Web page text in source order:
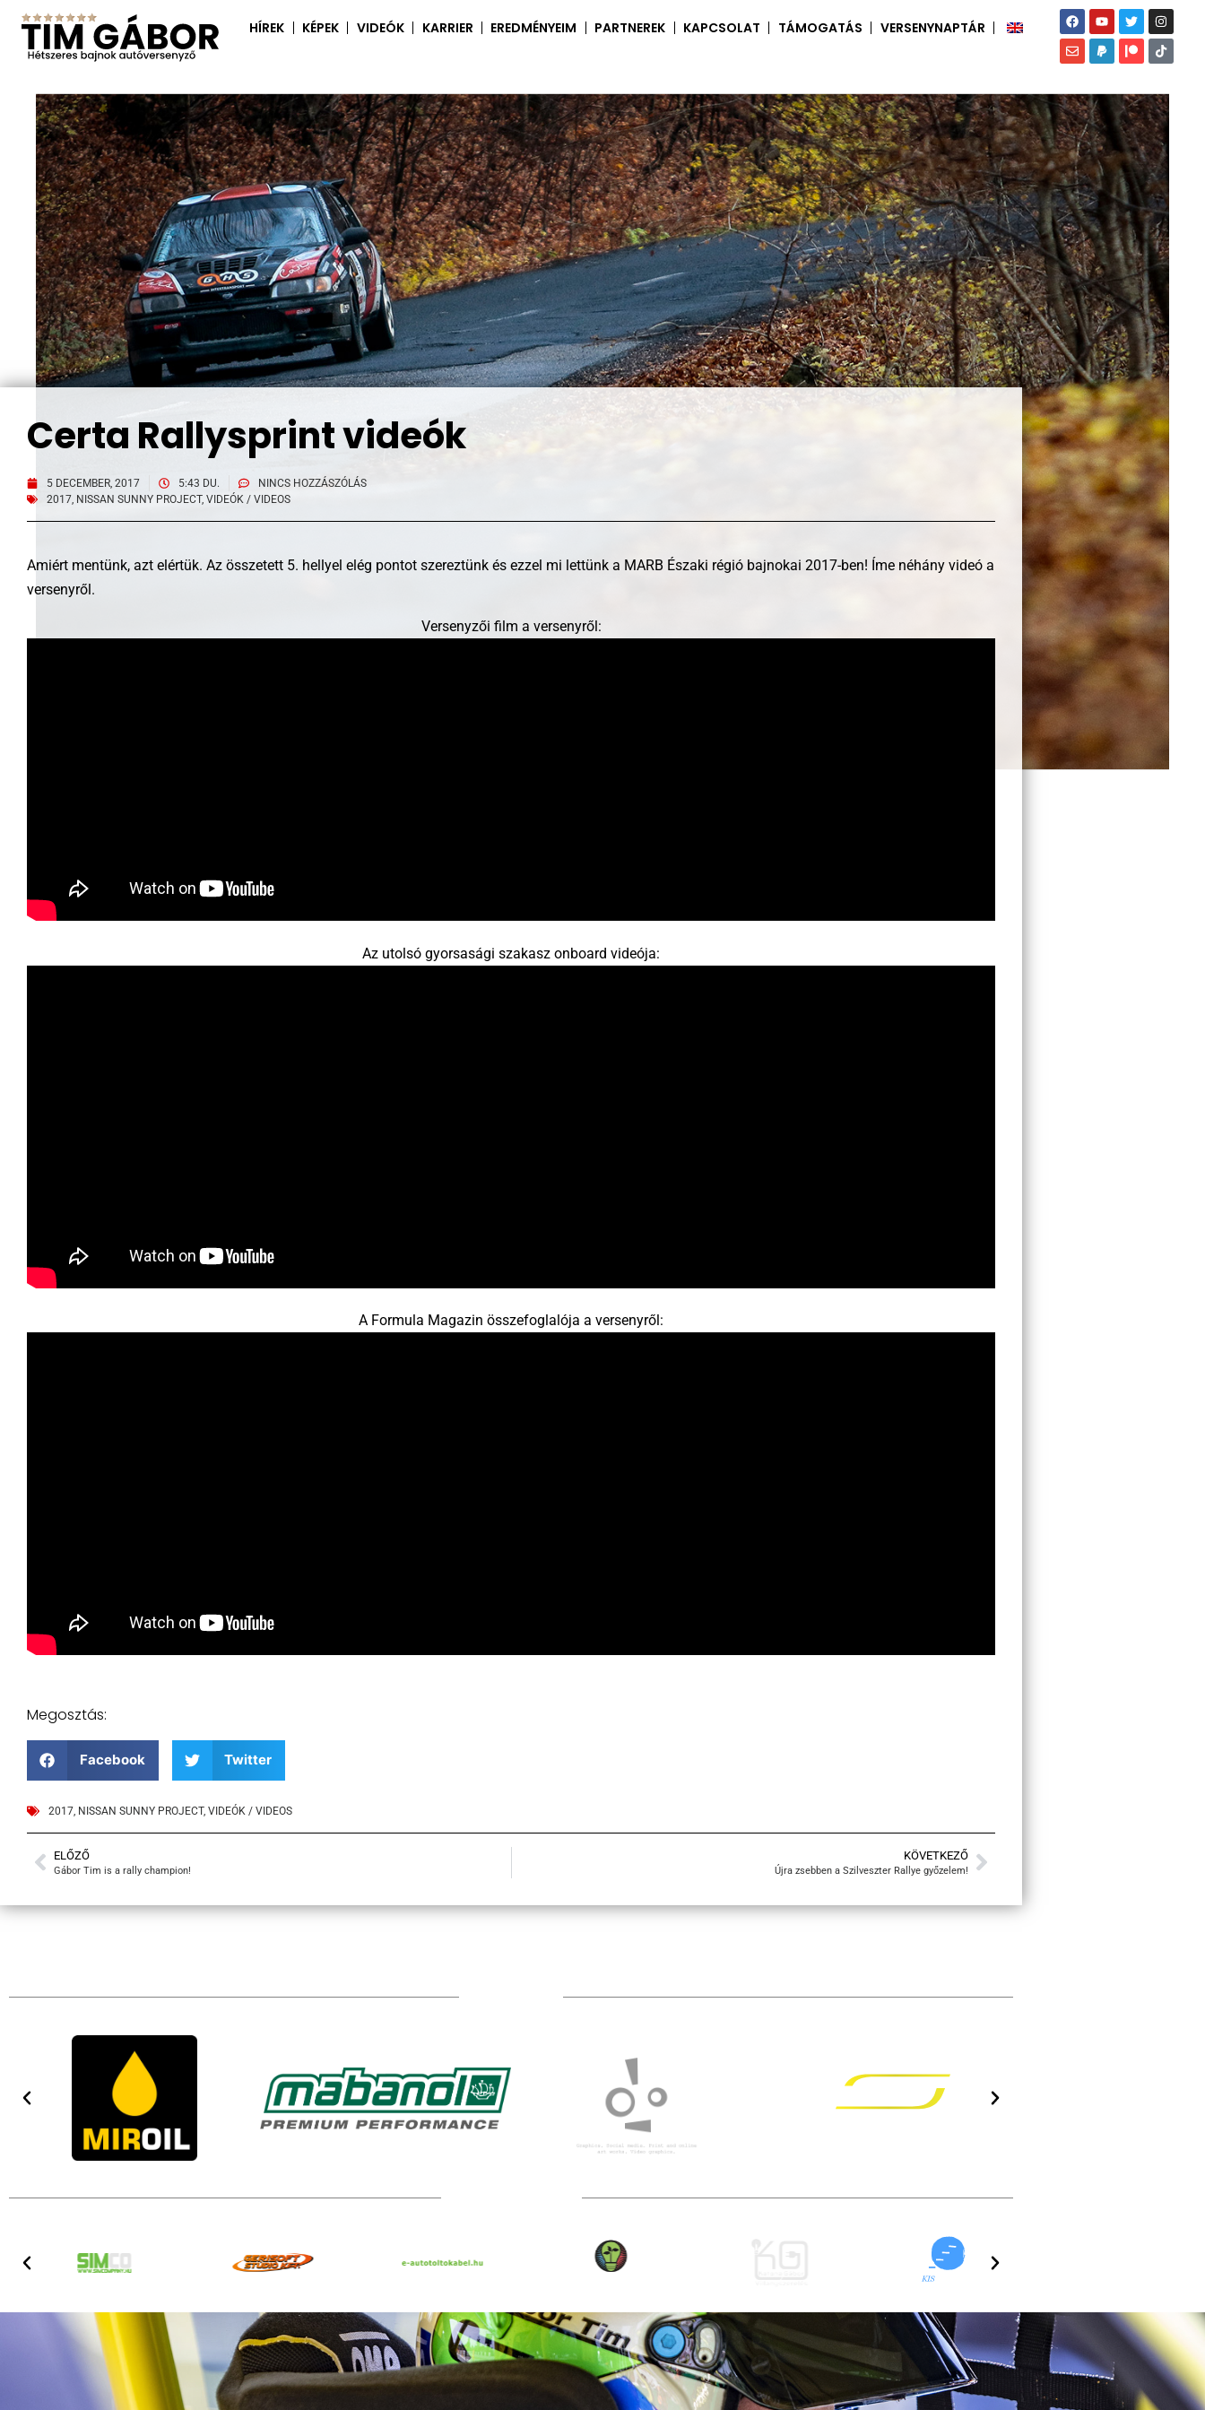
HÍREK KÉPEK VIDEÓK KARRIER EREDMÉNYEIM PARTNEREK KAPCSOLAT TÁMOGATÁS VERSENYNAPTÁR
Certa Rallysprint videók
5 DECEMBER, 2017 5:43 DU.
NINCS HOZZÁSZÓLÁS
2017, NISSAN SUNNY PROJECT, VIDEÓK / VIDEOS
Amiért mentünk, azt elértük. Az összetett 5. hellyel elég pontot szereztünk és ezzel mi lettünk a MARB Északi régió bajnokai 2017-ben! Íme néhány videó a
versenyről.
Versenyzői film a versenyről:
Az utolsó gyorsasági szakasz onboard videója:
A Formula Magazin összefoglalója a versenyről:
Megosztás:
Facebook Twitter
2017 NISSAN SUNNY PROJECT, VIDEÓK / VIDEOS
ELŐZŐ
Gábor Tim is a rally champion!
KÖVETKEZŐ
Újra zsebben a Szilveszter Rallye győzelem!